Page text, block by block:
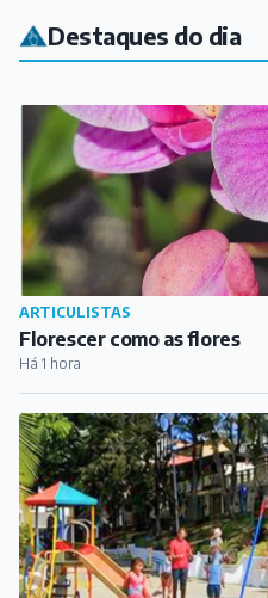
Florescer como as flores
Há 1 hora
CIDADE
Barbacena promove
José Teixeira
Há 13 horas